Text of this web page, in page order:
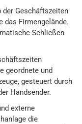
der Geschäftszeiten
das Firmengelände.
Schließen
geordnete und
gesteuert durch
Handsender.
externe
die